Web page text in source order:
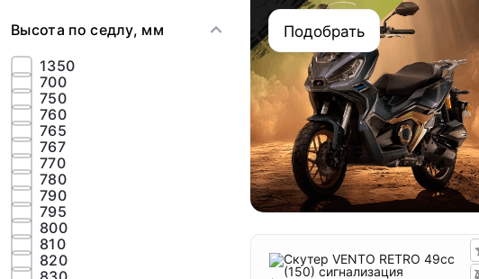
Высота по седлу, мм
1350
700
750
760
765
767
770
780
790
795
800
810
820
Подобрать